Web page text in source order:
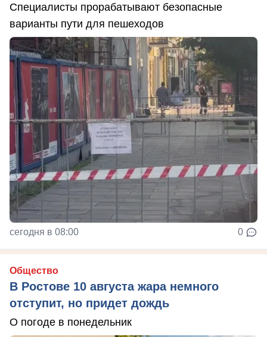
Специалисты прорабатывают безопасные
варианты пути для пешеходов
сегодня в 08:00 0
Общество
В Ростове 10 августа жара немного
отступит, но придет дождь
О погоде в понедельник